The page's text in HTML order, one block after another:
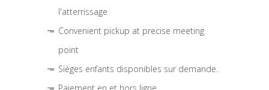
l'atterrissage
Convenient pickup at precise meeting
point
Sièges enfants disponibles sur demande.